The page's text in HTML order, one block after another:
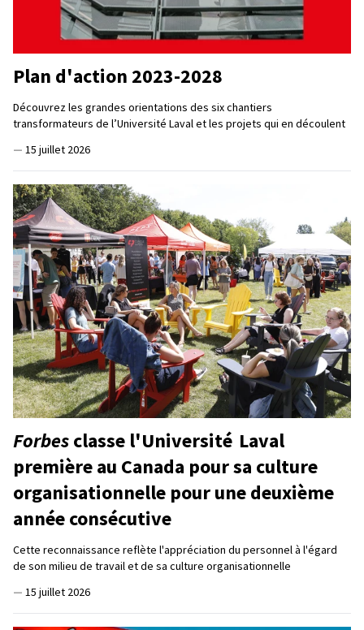
Plan d'action 2023-2028
Découvrez les grandes orientations des six chantiers
transformateurs de l’Université Laval et les projets qui en découlent
— 15 juillet 2026
Forbesclasse l'Université Laval
première au Canada pour sa culture
organisationnelle pour une deuxième
année consécutive
Cette reconnaissance reflète l'appréciation du personnel à l'égard
de son milieu de travail et de sa culture organisationnelle
— 15 juillet 2026